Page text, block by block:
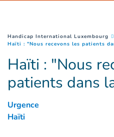
You are here :
Handicap International Luxembourg
Haïti : "Nous recevons les patients
Haïti : "Nous
patients dans
Urgence
Haïti